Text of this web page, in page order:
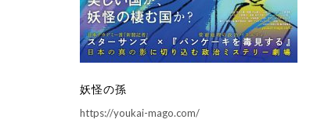
妖怪の孫
https://youkai-mago.com/